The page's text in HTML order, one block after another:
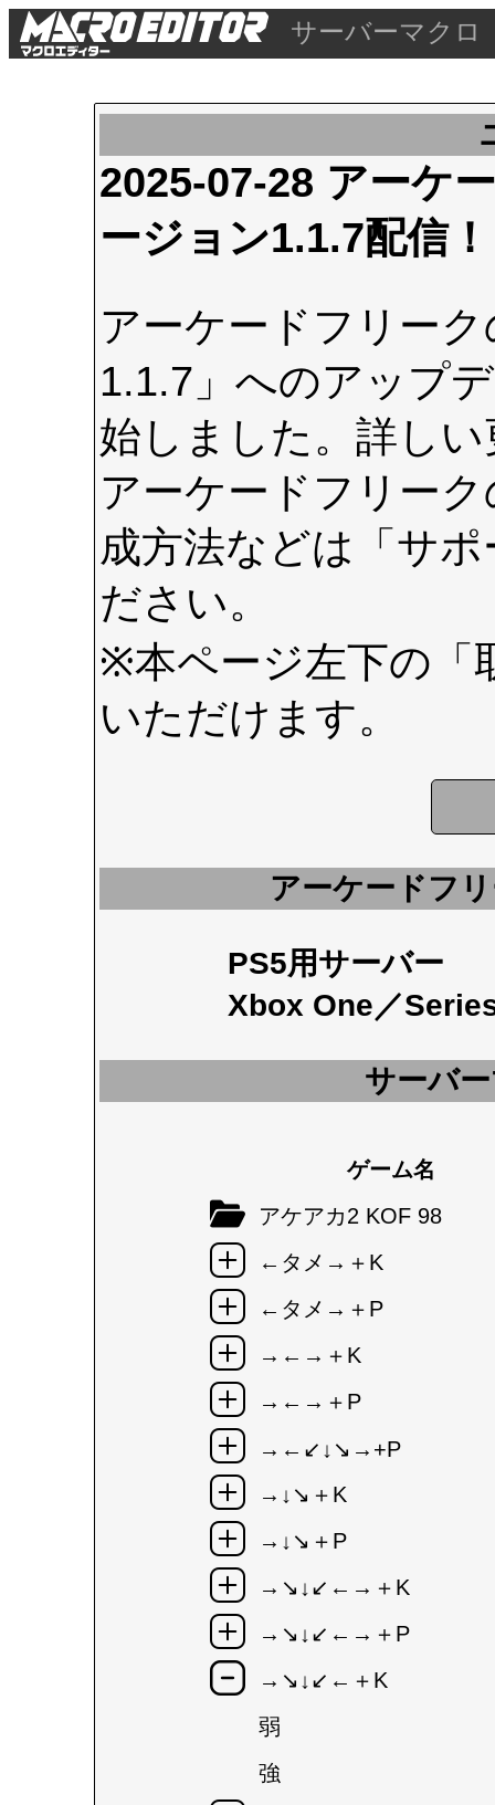
サーバーマクロ
2025-07-28 アーケ
ージョン1.1.7配信！
アーケードフリー
1.1.7」へのアップ
始しました。詳し
アーケードフリー
成方法などは 「サ
ださい。
※本ページ左下の
いただけます。
アーケードフ
PS5用サーバー
Xbox One／
サーバ
ゲーム名
アケアカ2 KOF 98
←タメ→＋K
←タメ→＋P
→←→＋K
→←→＋P
→←↙↓↘→+P
→↓↘＋K
→↓↘＋P
→↘↓↙←→＋K
→↘↓↙←→＋P
→↘↓↙←＋K
弱
強